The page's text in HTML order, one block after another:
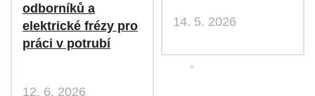
odborníků a
elektrické frézy pro
práci v potrubí
12. 6. 2026
14. 5. 2026